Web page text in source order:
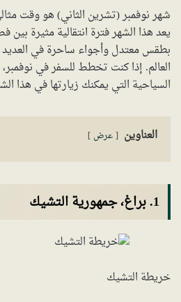
شهر نوفمبر (تشرين الثاني) هو وقت
يعد هذا الشهر فترة انتقالية مثيرة
بطقس معتدل وأجواء ساحرة في
العالم. إذا كنت تخطط للسفر في
السياحية التي يمكنك زيارتها في هذا
العناوين عرض
1. براغ، جمهورية التشيك
خريطة التشيك